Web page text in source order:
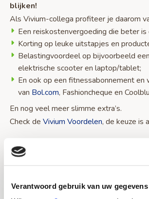
Verantwoord gebruik van uw gegevens
blijken!
Als Vivium-collega profiteer je daarom
Een reiskostenvergoeding die beter is
Korting op leuke uitstapjes en
Belastingvoordeel op bijvoorbeeld
elektrische scooter en laptop/tablet;
En ook op een fitnessabonnement en
van Bol.com, Fashioncheque en
En nog veel meer slimme extra’s.
Check de Vivium Voordelen, de keuze is
Enthousiast?
wil je meer informatie over werken in